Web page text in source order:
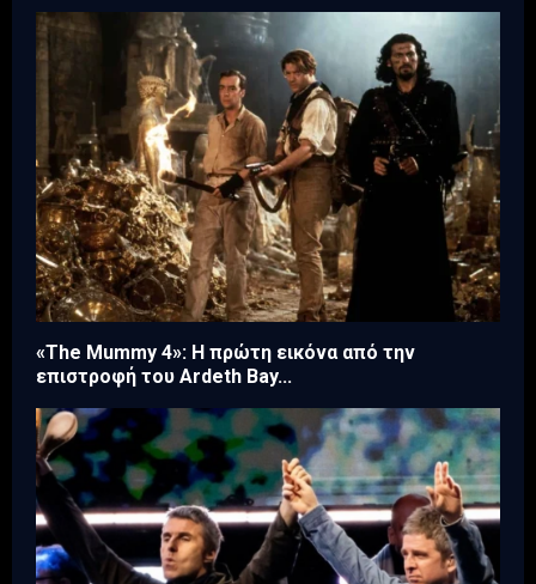
«The Mummy 4»: Η πρώτη εικόνα από την
επιστροφή του Ardeth Bay...